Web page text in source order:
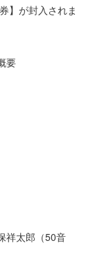
】が封入されま
要
祥太郎（50音